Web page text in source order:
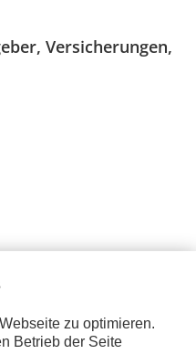
Versicherungen,
zu optimieren.
Betrieb der Seite